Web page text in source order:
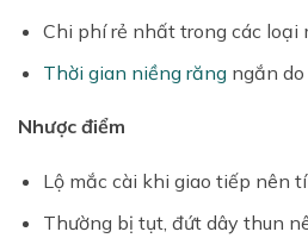
Chi phí rẻ nhất trong các loại
Thời gian niềng răngngắn do
Nhược điểm
Lộ mắc cài khi giao tiếp nên
Thường bị tụt, đứt dây thun